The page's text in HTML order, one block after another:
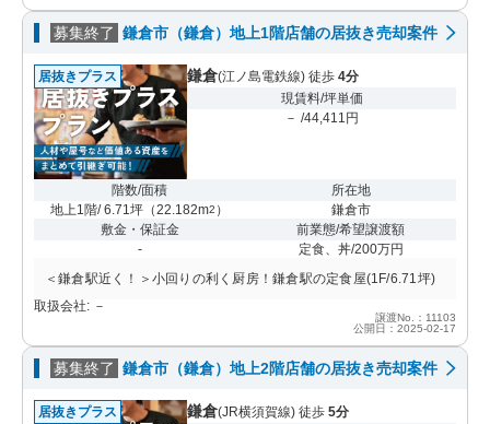
募集終了 鎌倉市（鎌倉）地上1階店舗の居抜き売却案件
居抜きプラス 鎌倉(江ノ島電鉄線) 徒歩 4分
現賃料/坪単価
－ /44,411円
階数/面積
地上1階/ 6.71坪 （22.182m2 ）
所在地
鎌倉市
敷金・保証金
-
前業態/希望譲渡額
定食、丼/200万円
＜鎌倉駅近く！＞小回りの利く厨房！鎌倉駅の定食屋(1F/6.71坪)
取扱会社: －
譲渡No.：11103
公開日：2025-02-17
募集終了 鎌倉市（鎌倉）地上2階店舗の居抜き売却案件
居抜きプラス 鎌倉(JR横須賀線) 徒歩 5分